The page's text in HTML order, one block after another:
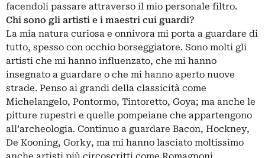
facendoli passare attraverso il mio personale filtro.
Chi sono gli artisti e i maestri cui guardi?
La mia natura curiosa e onnivora mi porta a guardare di
tutto, spesso con occhio borseggiatore. Sono molti gli
artisti che mi hanno influenzato, che mi hanno
insegnato a guardare o che mi hanno aperto nuove
strade. Penso ai grandi della classicità come
Michelangelo, Pontormo, Tintoretto, Goya; ma anche le
pitture rupestri e quelle pompeiane che appartengono
all’archeologia. Continuo a guardare Bacon, Hockney,
De Kooning, Gorky, ma mi hanno lasciato moltissimo